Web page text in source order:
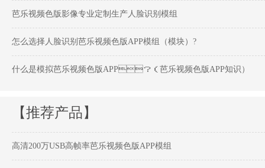
芭乐视频色版影像专业定制生产人脸识别模组
怎么选择人脸识别芭乐视频色版APP模组（模块）?
什么是模拟芭乐视频色版APP？（芭乐视频色版APP知识）
【推荐产品】
高清200万USB高帧率芭乐视频色版APP模组